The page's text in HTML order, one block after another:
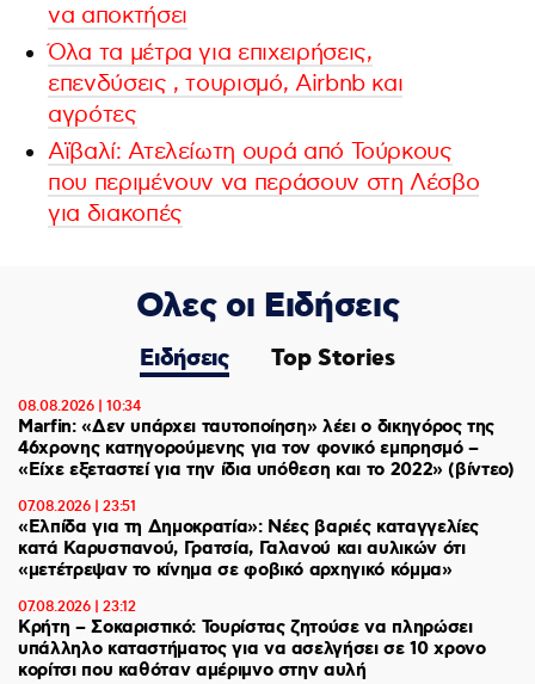
να αποκτήσει
Όλα τα μέτρα για επιχειρήσεις,
επενδύσεις , τουρισμό, Αirbnb και
αγρότες
Αϊβαλί: Ατελείωτη ουρά από Τούρκους
που περιμένουν να περάσουν στη Λέσβο
για διακοπές
Ολες οι Ειδήσεις
Ειδήσεις Top Stories
08.08.2026 | 10:34
Marfin: «Δεν υπάρχει ταυτοποίηση» λέει ο δικηγόρος της
46χρονης κατηγορούμενης για τον φονικό εμπρησμό –
«Είχε εξεταστεί για την ίδια υπόθεση και το 2022» (βίντεο)
07.08.2026 | 23:51
«Ελπίδα για τη Δημοκρατία»: Νέες βαριές καταγγελίες
κατά Καρυστιανού, Γρατσία, Γαλανού και αυλικών ότι
«μετέτρεψαν το κίνημα σε φοβικό αρχηγικό κόμμα»
07.08.2026 | 23:12
Κρήτη – Σοκαριστικό: Τουρίστας ζητούσε να πληρώσει
υπάλληλο καταστήματος για να ασελγήσει σε 10 χρονο
κορίτσι που καθόταν αμέριμνο στην αυλή